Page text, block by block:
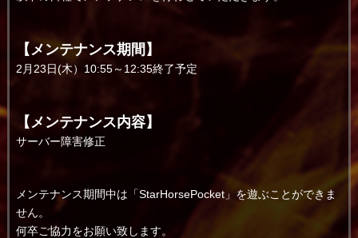
【メンテナンス期間】
2月23日(木）10:55～12:35終了予定
【メンテナンス内容】
サーバー障害修正
メンテナンス期間中は「StarHorsePocket」を遊ぶことができま
せん。
何卒ご協力をお願い致します。